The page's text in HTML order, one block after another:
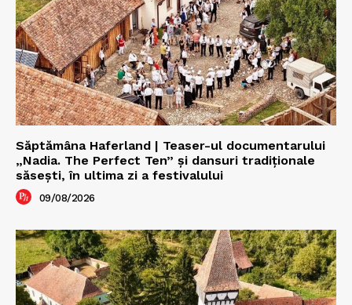
Săptămâna Haferland | Teaser-ul documentarului
„Nadia. The Perfect Ten” şi dansuri tradiţionale
săseşti, în ultima zi a festivalului
09/08/2026